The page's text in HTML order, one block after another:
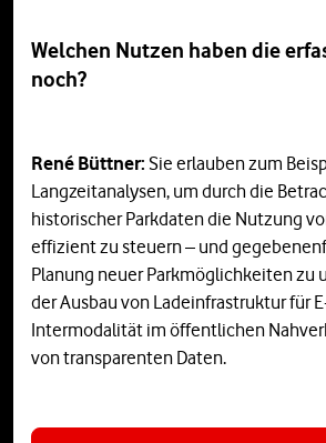
Welchen Nutzen haben die
noch?
René Büttner: Sie erlauben zum
Langzeitanalysen, um durch die
historischer Parkdaten die Nutzung
effizient zu steuern – und
Planung neuer Parkmöglichkeiten zu
der Ausbau von Ladeinfrastruktur für
Intermodalität im öffentlichen
von transparenten Daten.